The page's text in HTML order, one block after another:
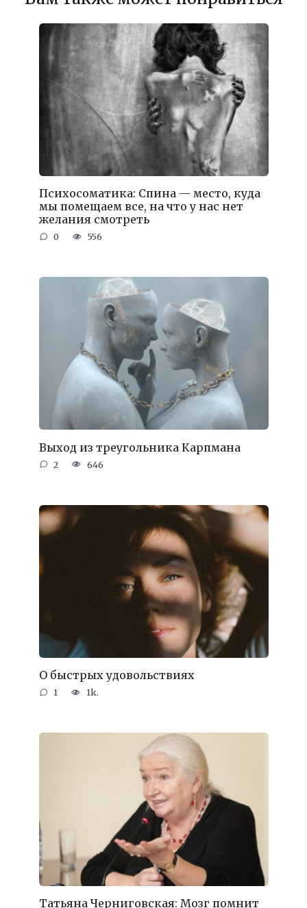
Психосоматика: Спина — место, куда
мы помещаем все, на что у нас нет
желания смотреть
0 556
Выход из треугольника Карпмана
2 646
О быстрых удовольствиях
1 1k.
Татьяна Черниговская: Мозг помнит